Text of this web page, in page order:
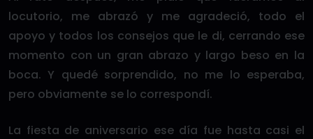
locutorio, me abrazó y me agradeció, todo el
apoyo y todos los consejos que le di, cerrando ese
momento con un gran abrazo y largo beso en la
boca. Y quedé sorprendido, no me lo esperaba,
pero obviamente se lo correspondí.
La fiesta de aniversario ese día fue hasta casi el